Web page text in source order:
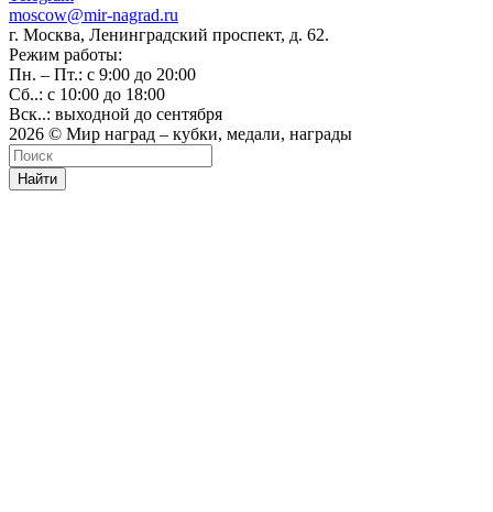
moscow@mir-nagrad.ru
г. Москва, Ленинградский проспект, д. 62.
Режим работы:
Пн. – Пт.: с 9:00 до 20:00
Сб..: с 10:00 до 18:00
Вск..: выходной до сентября
2026 © Мир наград – кубки, медали, награды
Найти